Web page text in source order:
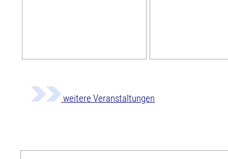
weitere Veranstaltungen